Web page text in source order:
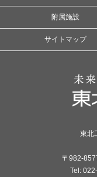
附属施設
サイトマップ
東北
〒982-
Tel: